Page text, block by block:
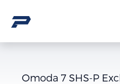
Omoda 7 SHS-P